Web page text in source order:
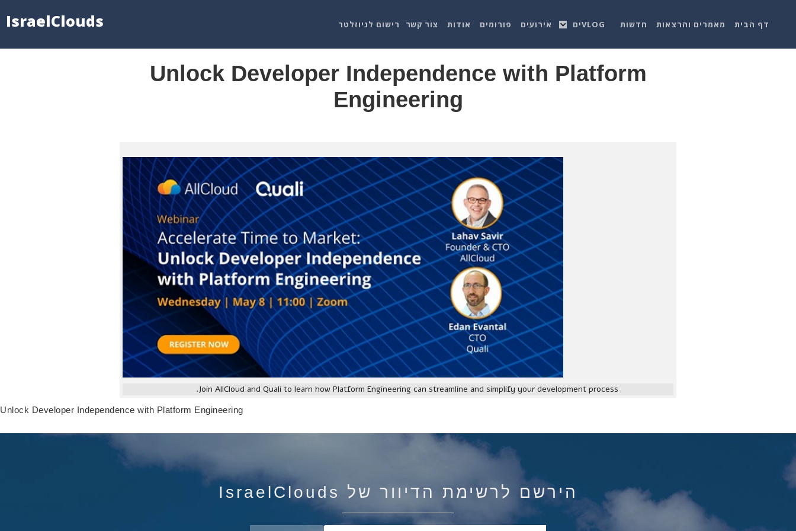
IsraelClouds דף הבית מאמרים והרצאות חדשות VLOGים אירועים פורומים אודות צור קשר רישום לניוזלטר
Unlock Developer Independence with Platform
Engineering
Join AllCloud and Quali to learn how Platform Engineering can streamline and simplify your development process.
Unlock Developer Independence with Platform Engineering
הירשם לרשימת הדיוור של IsraelClouds